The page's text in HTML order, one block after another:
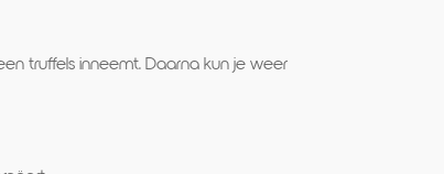
truffels inneemt. Daarna kun je weer